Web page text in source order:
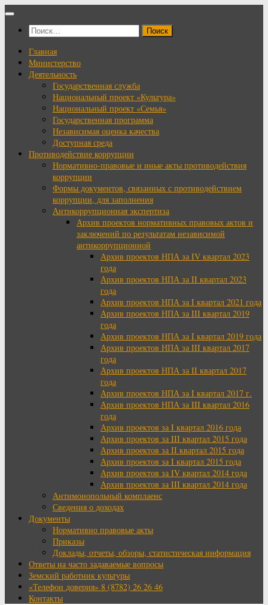
Перейти
содержимому
Найти:
Главная
Министерство
Деятельность
Государственная служба
Национальный проект «Культура»
Национальный проект «Семья»
Государственная программа
Независимая оценка качества
Доступная среда
Противодействие коррупции
Нормативно-правовые и иные акты противодействия
коррупции
Формы документов, связанных с противодействием
коррупции, для заполнения
Антикоррупционная экспертиза
Архив проектов нормативных правовых актов и
заключений по результатам независимой
антикоррупционной
Архив проектов НПА за IV квартал 2023
года
Архив проектов НПА за II квартал 2023
года
Архив проектов НПА за I квартал 2021 года
Архив проектов НПА за III квартал 2019
года
Архив проектов НПА за I квартал 2019 года
Архив проектов НПА за III квартал 2017
года
Архив проектов НПА за II квартал 2017
года
Архив проектов НПА за I квартал 2017 г.
Архив проектов НПА за III квартал 2016
года
Архив проектов за I квартал 2016 года
Архив проектов за III квартал 2015 года
Архив проектов за II квартал 2015 года
Архив проектов за I квартал 2015 года
Архив проектов за IV квартал 2014 года
Архив проектов за III квартал 2014 года
Антимонопольный комплаенс
Сведения о доходах
Документы
Нормативно правовые акты
Приказы
Доклады, отчеты, обзоры, статистическая информация
Ответы на часто задаваемые вопросы
Земский работник культуры
«Телефон доверия» 8 (8782) 26 26 46
Контакты